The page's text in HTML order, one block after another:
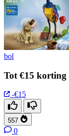
bol
Tot €15 korting
-€15
557
0